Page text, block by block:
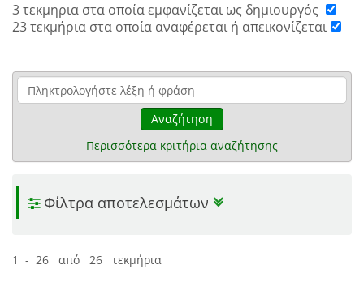
3 τεκμηρια στα οποία εμφανίζεται ως δημιουργός
23 τεκμήρια στα οποία αναφέρεται ή απεικονίζεται
Αναζήτηση
Περισσότερα κριτήρια αναζήτησης
Φίλτρα αποτελεσμάτων
1 - 26 από 26 τεκμήρια